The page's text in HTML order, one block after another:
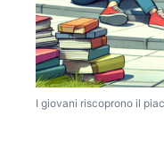
I giovani riscoprono il